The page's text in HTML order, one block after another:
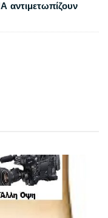
αντιμετωπίζουν